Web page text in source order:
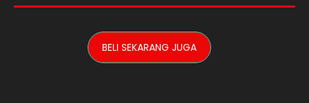
BELI SEKARANG JUGA